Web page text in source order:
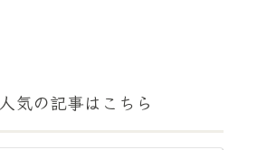
人気の記事はこちら